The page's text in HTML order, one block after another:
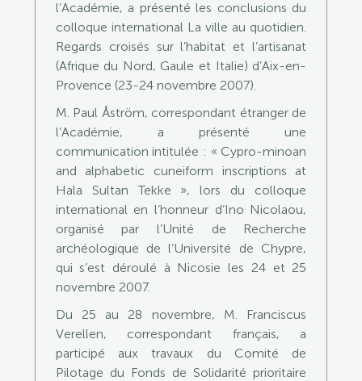
l’Académie, a présenté les conclusions du
colloque international La ville au quotidien.
Regards croisés sur l’habitat et l’artisanat
(Afrique du Nord, Gaule et Italie) d’Aix-en-
Provence (23-24 novembre 2007).
M. Paul Åström, correspondant étranger de
l’Académie, a présenté une
communication intitulée : « Cypro-minoan
and alphabetic cuneiform inscriptions at
Hala Sultan Tekke », lors du colloque
international en l’honneur d’Ino Nicolaou,
organisé par l’Unité de Recherche
archéologique de l’Université de Chypre,
qui s’est déroulé à Nicosie les 24 et 25
novembre 2007.
Du 25 au 28 novembre, M. Franciscus
Verellen, correspondant français, a
participé aux travaux du Comité de
Pilotage du Fonds de Solidarité prioritaire